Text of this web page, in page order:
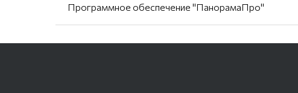
Программное обеспечение "ПанорамаПро"